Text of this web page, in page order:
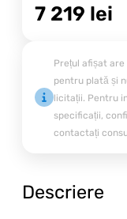
7 219 lei
Prețul afișat
pentru plată și
licitații. Pentru
specificații,
contactați
Descriere